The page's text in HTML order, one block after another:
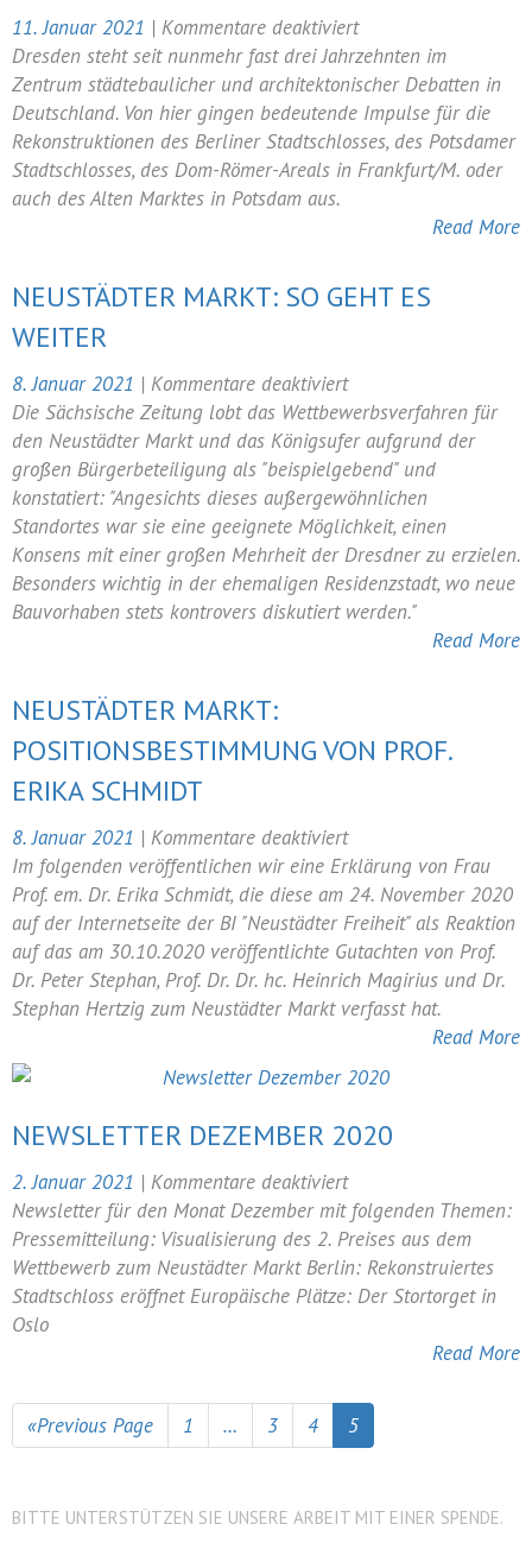
11. Januar 2021 | Kommentare deaktiviertfür
Rekonstruktion
im
Zeitalter
der
Moderne
Zentrum
städtebaulicher
Dresden steht seit nunmehr fast drei Jahrzehnten im
Zentrum städtebaulicher und architektonischer Debatten in
Deutschland. Von hier gingen bedeutende Impulse für die
Rekonstruktionen des Berliner Stadtschlosses, des Potsdamer
Stadtschlosses, des Dom-Römer-Areals in Frankfurt/M. oder
auch des Alten Marktes in Potsdam aus.
Read More
NEUSTÄDTER MARKT: SO GEHT ES
WEITER
8. Januar 2021 | Kommentare deaktiviertfür
Neustädter
Markt:
So
geht
es
weiter
Die Sächsische Zeitung lobt das Wettbewerbsverfahren für
den Neustädter Markt und das Königsufer aufgrund der
großen Bürgerbeteiligung als "beispielgebend" und
konstatiert: "Angesichts dieses außergewöhnlichen
Standortes war sie eine geeignete Möglichkeit, einen
Konsens mit einer großen Mehrheit der Dresdner zu erzielen.
Besonders wichtig in der ehemaligen Residenzstadt, wo neue
Bauvorhaben stets kontrovers diskutiert werden."
Read More
NEUSTÄDTER MARKT:
POSITIONSBESTIMMUNG VON PROF.
ERIKA SCHMIDT
8. Januar 2021 | Kommentare deaktiviertfür
Neustädter
Markt:
Positionsbestimmung
von
Prof.
Erika
Im folgenden veröffentlichen wir eine Erklärung von Frau
Prof. em. Dr. Erika Schmidt, die diese am 24. November 2020
auf der Internetseite der BI "Neustädter Freiheit" als Reaktion
auf das am 30.10.2020 veröffentlichte Gutachten von Prof.
Dr. Peter Stephan, Prof. Dr. Dr. hc. Heinrich Magirius und Dr.
Stephan Hertzig zum Neustädter Markt verfasst hat.
Read More
NEWSLETTER DEZEMBER 2020
2. Januar 2021 | Kommentare deaktiviertfür
Newsletter
Dezember
2020
Newsletter für den Monat Dezember mit folgenden Themen:
Pressemitteilung: Visualisierung des 2. Preises aus dem
Wettbewerb zum Neustädter Markt Berlin: Rekonstruiertes
Stadtschloss eröffnet Europäische Plätze: Der Stortorget in
Oslo
Read More
«Previous Page 1 … 3 4 5
BITTE UNTERSTÜTZEN SIE UNSERE ARBEIT MIT EINER SPENDE.